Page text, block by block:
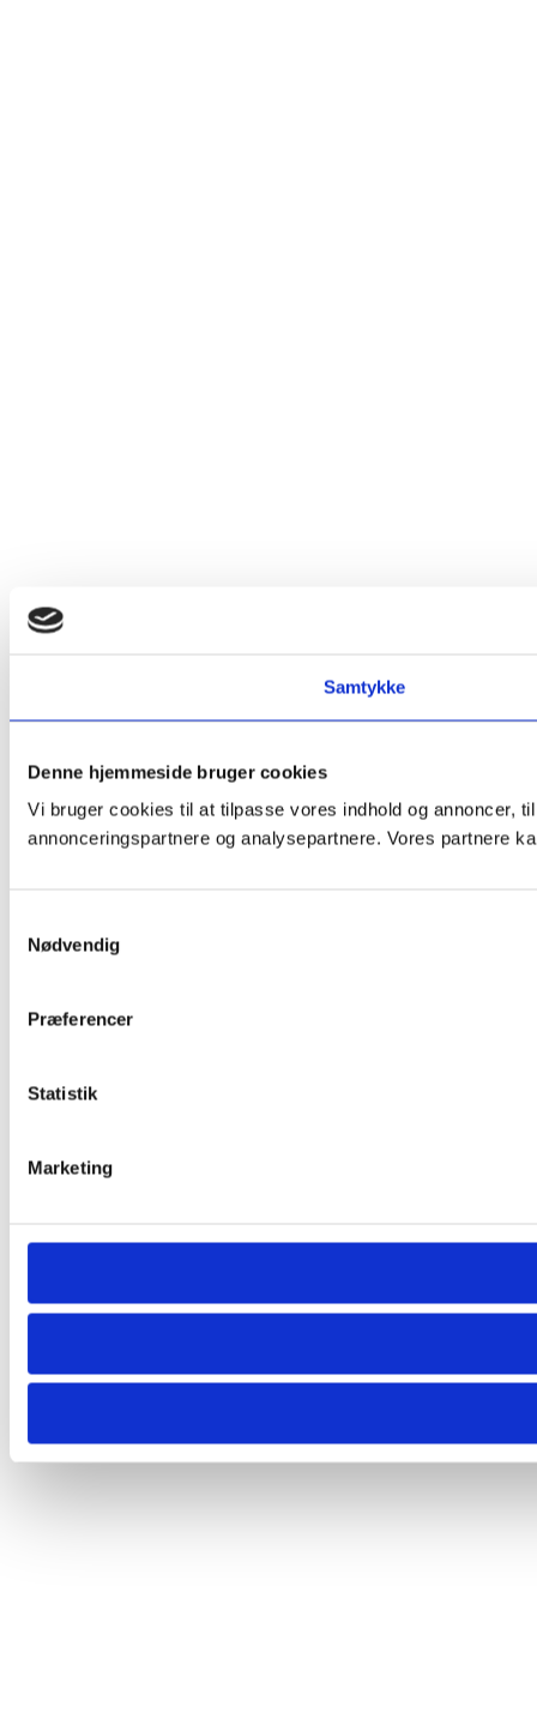
Samtykke
Denne hjemmeside bruger cookies
Vi bruger cookies til at tilpasse vores indhold og annoncer,
annonceringspartnere og analysepartnere. Vores partnere
Nødvendig
Præferencer
Statistik
Marketing